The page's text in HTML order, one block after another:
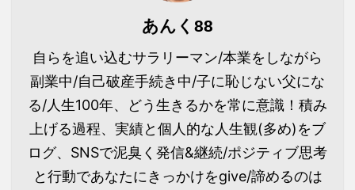
あんく88
自らを追い込むサラリーマン/本業をしながら
副業中/自己破産手続き中/子に恥じない父にな
る/人生100年、どう生きるかを常に意識！積み
上げる過程、実績と個人的な人生観(多め)をブ
ログ、SNSで泥臭く発信&継続/ポジティブ思考
と行動であなたにきっかけをgive/諦めるのは